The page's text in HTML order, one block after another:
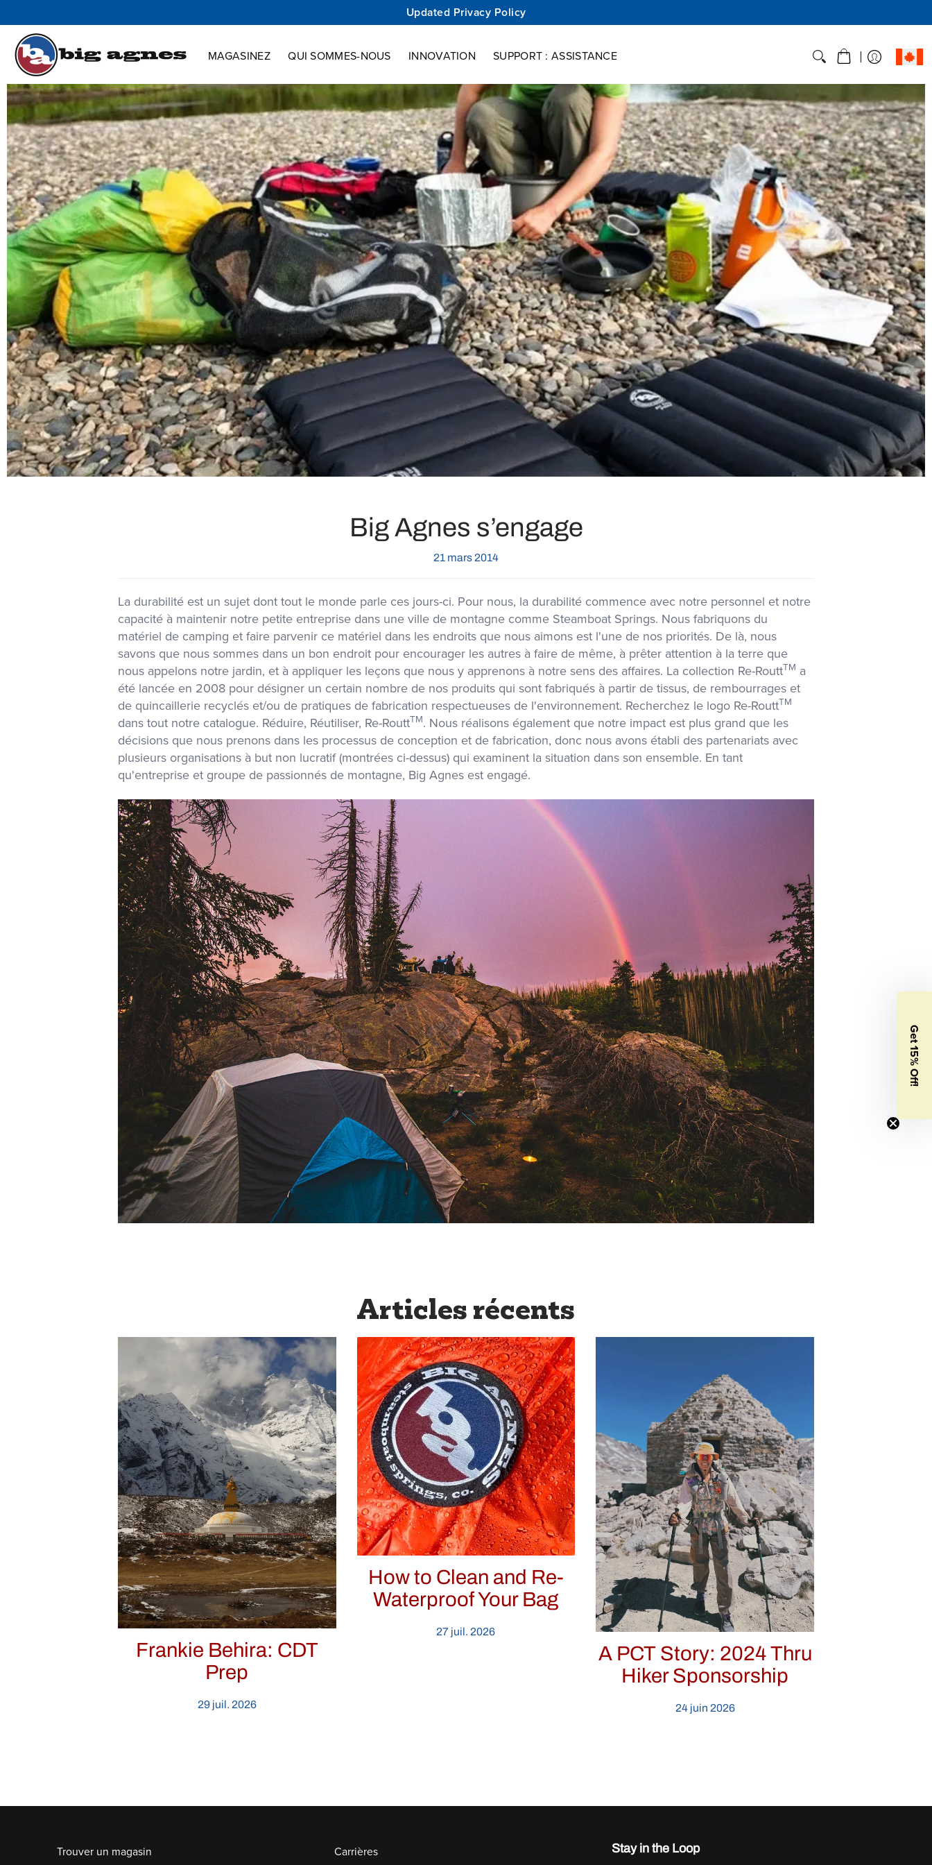
Updated Privacy Policy
Magasinez
MAGASINEZ
QUI SOMMES-NOUS INNOVATION SUPPORT : ASSISTANCE
Big Agnes s’engage
21 mars 2014
La durabilité est un sujet dont tout le monde parle ces jours-ci. Pour nous, la durabilité commence avec notre personnel et notre
capacité à maintenir notre petite entreprise dans une ville de montagne comme Steamboat Springs. Nous fabriquons du
matériel de camping et faire parvenir ce matériel dans les endroits que nous aimons est l'une de nos priorités. De là, nous
savons que nous sommes dans un bon endroit pour encourager les autres à faire de même, à prêter attention à la terre que
nous appelons notre jardin, et à appliquer les leçons que nous y apprenons à notre sens des affaires. La collection Re-RouttTM a
été lancée en 2008 pour désigner un certain nombre de nos produits qui sont fabriqués à partir de tissus, de rembourrages et
de quincaillerie recyclés et/ou de pratiques de fabrication respectueuses de l'environnement. Recherchez le logo Re-RouttTM
dans tout notre catalogue. Réduire, Réutiliser, Re-RouttTM. Nous réalisons également que notre impact est plus grand que les
décisions que nous prenons dans les processus de conception et de fabrication, donc nous avons établi des partenariats avec
plusieurs organisations à but non lucratif (montrées ci-dessus) qui examinent la situation dans son ensemble. En tant
qu'entreprise et groupe de passionnés de montagne, Big Agnes est engagé.
Articles récents
Frankie Behira: CDT
Prep
29 juil. 2026
How to Clean and Re-
Waterproof Your Bag
27 juil. 2026
A PCT Story: 2024 Thru
Hiker Sponsorship
24 juin 2026
Trouver un magasin
Carrières
Stay in the Loop
Get 15% Off!